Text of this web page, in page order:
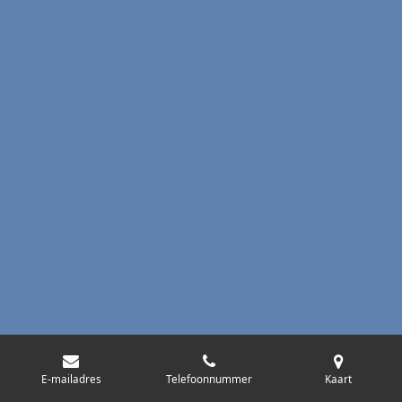
E-mailadres Telefoonnummer Kaart